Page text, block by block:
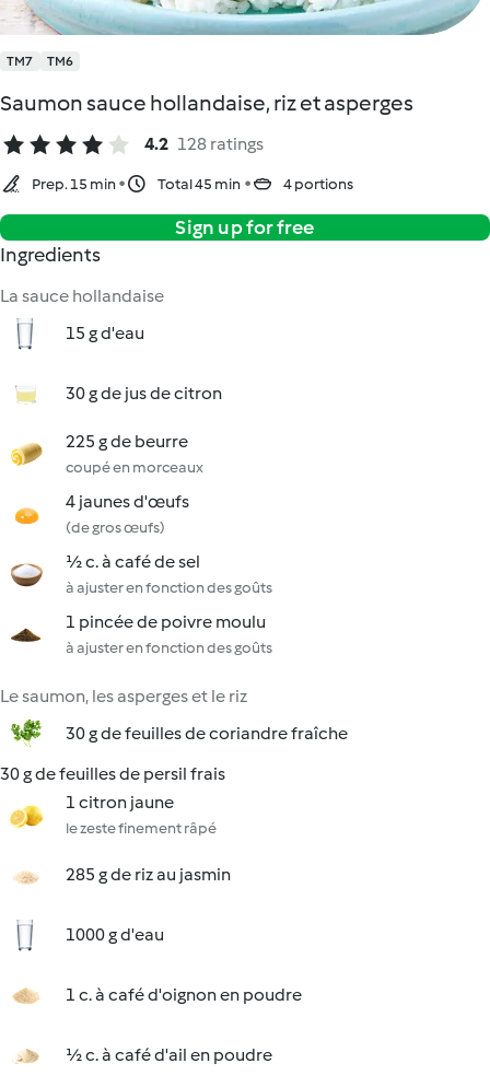
TM7 TM6
Saumon sauce hollandaise, riz et asperges
4.2 128 ratings
Prep. 15 min Total 45 min 4 portions
Sign up for free
Ingredients
La sauce hollandaise
15 g d'eau
30 g de jus de citron
225 g de beurre
coupé en morceaux
4 jaunes d'œufs
(de gros œufs)
½ c. à café de sel
à ajuster en fonction des goûts
1 pincée de poivre moulu
à ajuster en fonction des goûts
Le saumon, les asperges et le riz
30 g de feuilles de coriandre fraîche
30 g de feuilles de persil frais
1 citron jaune
le zeste finement râpé
285 g de riz au jasmin
1000 g d'eau
1 c. à café d'oignon en poudre
½ c. à café d'ail en poudre